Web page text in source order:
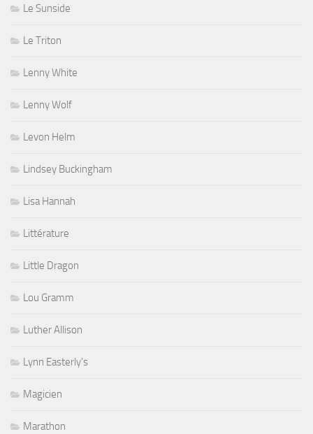
Le Sunside
Le Triton
Lenny White
Lenny Wolf
Levon Helm
Lindsey Buckingham
Lisa Hannah
Littérature
Little Dragon
Lou Gramm
Luther Allison
Lynn Easterly's
Magicien
Marathon